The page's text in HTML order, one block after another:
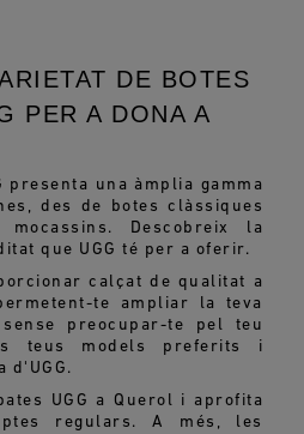
DE BOTES
PER A DONA A
presenta una àmplia gamma
des de botes clàssiques
Descobreix la
que UGG té per a oferir.
calçat de qualitat a
te ampliar la teva
preocupar-te pel teu
teus models preferits i
d'UGG.
UGG a Querol i aprofita
regulars. A més, les